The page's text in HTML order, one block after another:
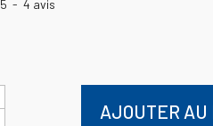
5 - 4 avis
AJOUTER AU